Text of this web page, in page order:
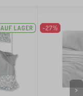
AUF LAGER -27%
>